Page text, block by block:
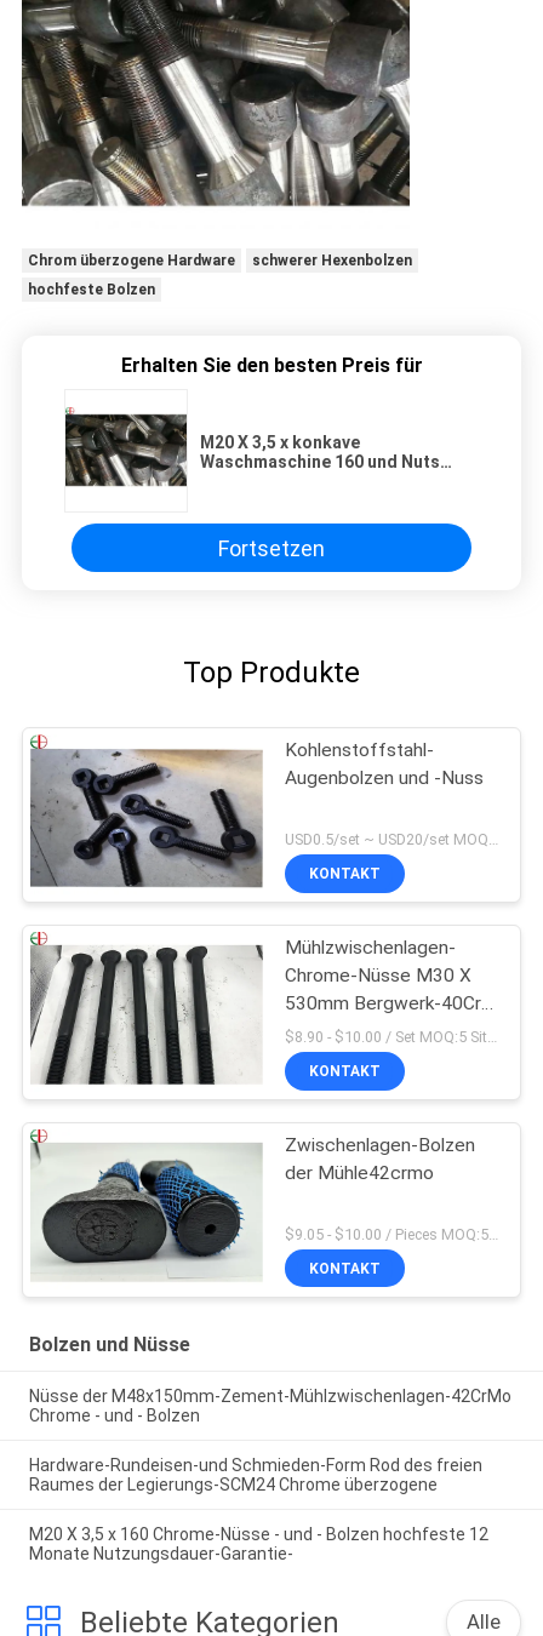
Chrom überzogene Hardware
schwerer Hexenbolzen
hochfeste Bolzen
Erhalten Sie den besten Preis für
M20 X 3,5 x konkave
Waschmaschine 160 und Nuts
Fortsetzen
Top Produkte
Kohlenstoffstahl-
Augenbolzen und -Nuss
USD0.5/set ~ USD20/set MOQ:10 Sätze
KONTAKT
Mühlzwischenlagen-
Chrome-Nüsse M30 X
530mm Bergwerk-40Cr -
und - Bolzen Befestiger-
hohes Cr
KONTAKT
Zwischenlagen-Bolzen
der Mühle42crmo
KONTAKT
Bolzen und Nüsse
Nüsse der M48x150mm-Zement-Mühlzwischenlagen-42CrMo
Chrome - und - Bolzen
Hardware-Rundeisen-und Schmieden-Form Rod des freien
Raumes der Legierungs-SCM24 Chrome überzogene
M20 X 3,5 x 160 Chrome-Nüsse - und - Bolzen hochfeste 12
Monate Nutzungsdauer-Garantie-
Beliebte Kategorien Alle